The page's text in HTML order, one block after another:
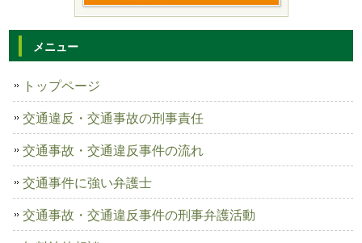
メニュー
トップページ
交通違反・交通事故の刑事責任
交通事故・交通違反事件の流れ
交通事件に強い弁護士
交通事故・交通違反事件の刑事弁護活動